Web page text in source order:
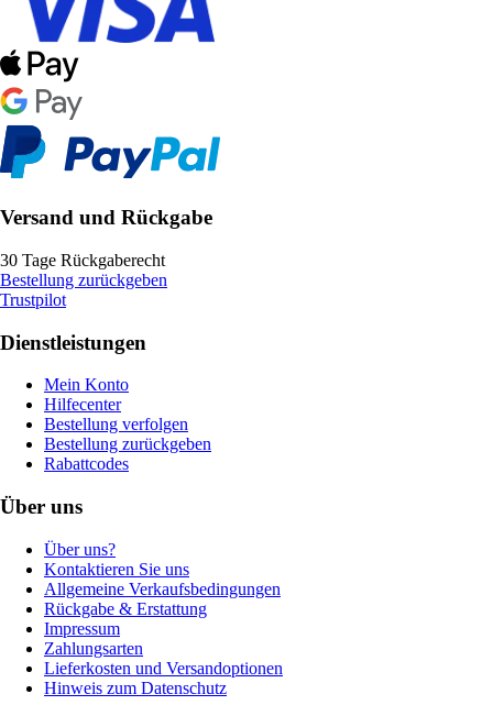
Versand und Rückgabe
30 Tage Rückgaberecht
Bestellung zurückgeben
Trustpilot
Dienstleistungen
Mein Konto
Hilfecenter
Bestellung verfolgen
Bestellung zurückgeben
Rabattcodes
Über uns
Über uns?
Kontaktieren Sie uns
Allgemeine Verkaufsbedingungen
Rückgabe & Erstattung
Impressum
Zahlungsarten
Lieferkosten und Versandoptionen
Hinweis zum Datenschutz